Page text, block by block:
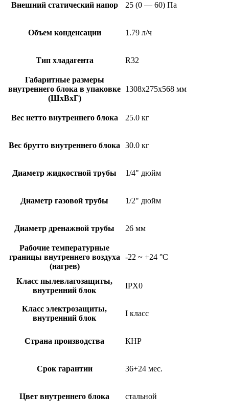
Внешний статический напор 25 (0 — 60) Па
Объем конденсации 1.79 л/ч
Тип хладагента R32
Габаритные размеры
внутреннего блока в упаковке
(ШxВxГ)
1308x275x568 мм
Вес нетто внутреннего блока 25.0 кг
Вес брутто внутреннего блока 30.0 кг
Диаметр жидкостной трубы 1/4" дюйм
Диаметр газовой трубы 1/2" дюйм
Диаметр дренажной трубы 26 мм
Рабочие температурные
границы внутреннего воздуха
(нагрев)
-22 ~ +24 °C
Класс пылевлагозащиты,
внутренний блок
IPX0
Класс электрозащиты,
внутренний блок
I класс
Страна производства КНР
Срок гарантии 36+24 мес.
Цвет внутреннего блока стальной